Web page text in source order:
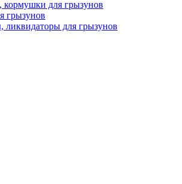
для грызунов
грызунов
ликвидаторы для грызунов